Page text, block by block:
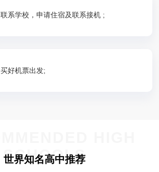
联系学校，申请住宿及联系接机 ;
买好机票出发;
SCHOOLS
世界知名高中推荐